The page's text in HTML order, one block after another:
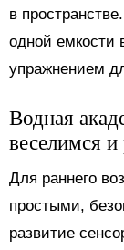
в
одной емкости
упражнением
Водная
веселимся и
Для раннего
простыми,
развитие